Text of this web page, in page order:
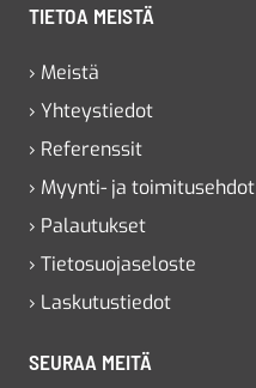
TIETOA MEISTÄ
› Meistä
› Yhteystiedot
› Referenssit
› Myynti- ja toimitusehdot
› Palautukset
› Tietosuojaseloste
› Laskutustiedot
SEURAA MEITÄ